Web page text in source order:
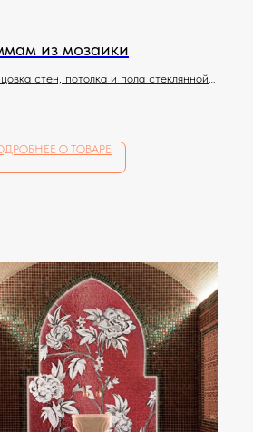
из мозаики
стен, потолка и пола стеклянной
О ТОВАРЕ